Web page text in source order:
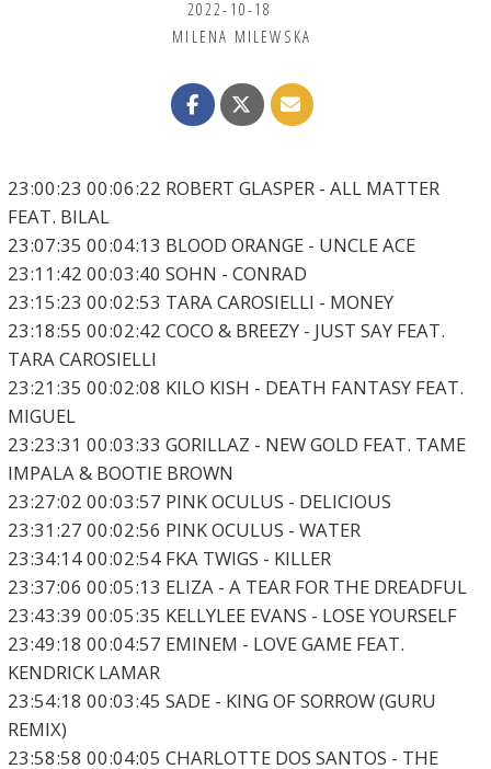
2022-10-18
MILENA MILEWSKA
23:00:23 00:06:22 ROBERT GLASPER - ALL MATTER
FEAT. BILAL
23:07:35 00:04:13 BLOOD ORANGE - UNCLE ACE
23:11:42 00:03:40 SOHN - CONRAD
23:15:23 00:02:53 TARA CAROSIELLI - MONEY
23:18:55 00:02:42 COCO & BREEZY - JUST SAY FEAT.
TARA CAROSIELLI
23:21:35 00:02:08 KILO KISH - DEATH FANTASY FEAT.
MIGUEL
23:23:31 00:03:33 GORILLAZ - NEW GOLD FEAT. TAME
IMPALA & BOOTIE BROWN
23:27:02 00:03:57 PINK OCULUS - DELICIOUS
23:31:27 00:02:56 PINK OCULUS - WATER
23:34:14 00:02:54 FKA TWIGS - KILLER
23:37:06 00:05:13 ELIZA - A TEAR FOR THE DREADFUL
23:43:39 00:05:35 KELLYLEE EVANS - LOSE YOURSELF
23:49:18 00:04:57 EMINEM - LOVE GAME FEAT.
KENDRICK LAMAR
23:54:18 00:03:45 SADE - KING OF SORROW (GURU
REMIX)
23:58:58 00:04:05 CHARLOTTE DOS SANTOS - THE